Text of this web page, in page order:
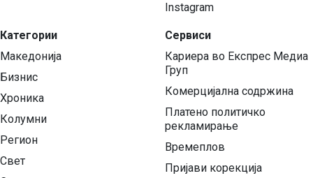
Категории
Македонија
Бизнис
Хроника
Колумни
Регион
Свет
Instagram
Сервиси
Кариера во Експрес Медиа
Груп
Комерцијална содржина
Платено политичко
рекламирање
Времеплов
Пријави корекција